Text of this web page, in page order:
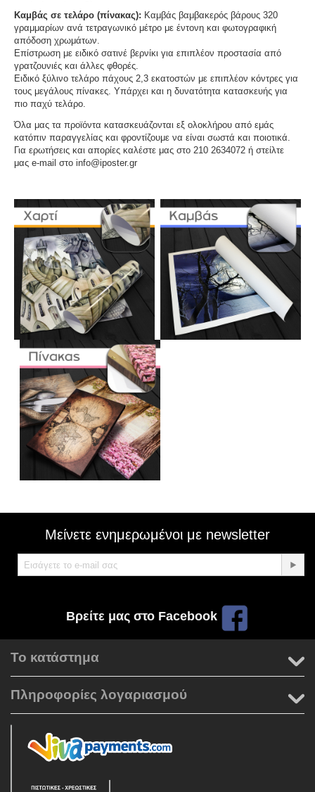
Καμβάς σε τελάρο (πίνακας): Καμβάς βαμβακερός βάρους 320
γραμμαρίων ανά τετραγωνικό μέτρο με έντονη και φωτογραφική
απόδοση χρωμάτων.
Επίστρωση με ειδικό σατινέ βερνίκι για επιπλέον προστασία από
γρατζουνιές και άλλες φθορές.
Ειδικό ξύλινο τελάρο πάχους 2,3 εκατοστών με επιπλέον κόντρες για
τους μεγάλους πίνακες. Υπάρχει και η δυνατότητα κατασκευής για
πιο παχύ τελάρο.
Όλα μας τα προϊόντα κατασκευάζονται εξ ολοκλήρου από εμάς
κατόπιν παραγγελίας και φροντίζουμε να είναι σωστά και ποιοτικά.
Για ερωτήσεις και απορίες καλέστε μας στο 210 2634072 ή στείλτε
μας e-mail στο info@iposter.gr
Μείνετε ενημερωμένοι με newsletter
Βρείτε μας στο Facebook
Το κατάστημα
Πληροφορίες λογαριασμού